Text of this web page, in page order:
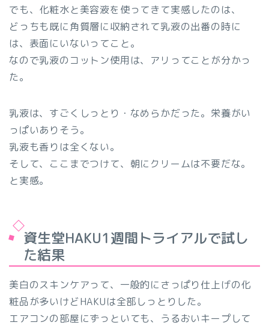
でも、化粧水と美容液を使ってきて実感したのは、
どっちも既に角質層に収納されて乳液の出番の時に
は、表面にいないってこと。
なので乳液のコットン使用は、アリってことが分かっ
た。
乳液は、 すごくしっとり・なめらかだった。栄養がい
っぱいありそう。
乳液も香りは全くない。
そして、ここまでつけて、 朝にクリームは不要だな。
と実感。
資生堂HAKU1週間トライアルで試し
た結果
美白のスキンケアって、一般的にさっぱり仕上げの化
粧品が多いけどHAKUは全部しっとりした。
エアコンの部屋にずっといても、うるおいキープして